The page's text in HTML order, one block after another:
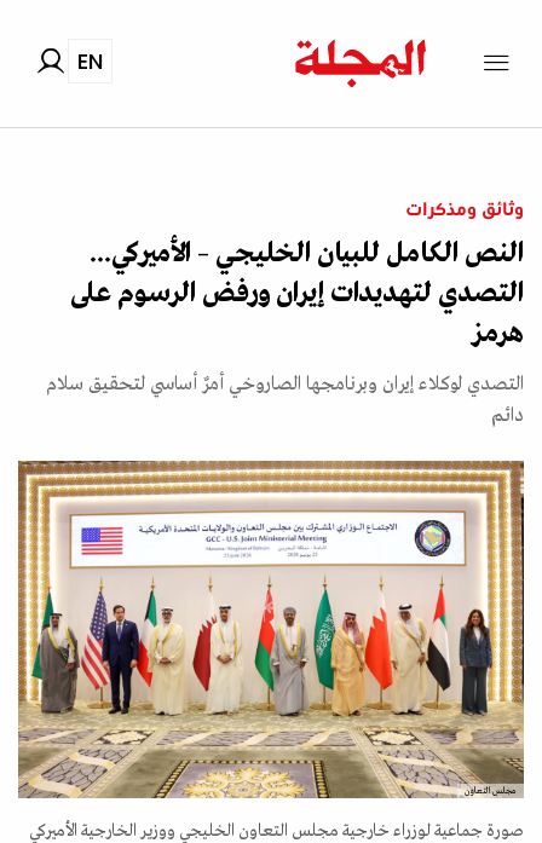
EN
وثائق ومذكرات
النص الكامل للبيان الخليجي – الأميركي...
التصدي لتهديدات إيران ورفض الرسوم على
هرمز
التصدي لوكلاء إيران وبرنامجها الصاروخي أمرٌ أساسي لتحقيق سلام
دائم
مجلس التعاون
صورة جماعية لوزراء خارجية مجلس التعاون الخليجي ووزير الخارجية الأميركي